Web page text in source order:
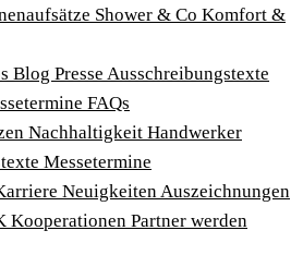
Shower & Co Komfort &
Blog Presse Ausschreibungstexte
FAQs
Nachhaltigkeit Handwerker
Messetermine
NeuigkeitenAuszeichnungen
Kooperationen Partner werden